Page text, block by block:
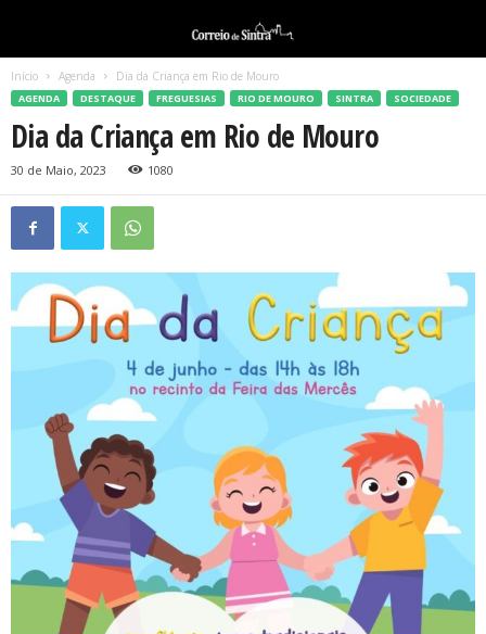
Início Agenda Dia da Criança em Rio de Mouro
AGENDA DESTAQUE FREGUESIAS RIO DE MOURO SINTRA SOCIEDADE
Dia da Criança em Rio de Mouro
30 de Maio, 2023 1080